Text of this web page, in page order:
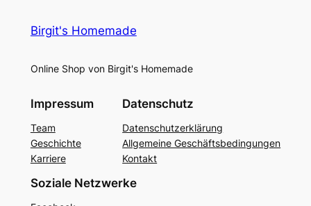
Birgit's Homemade
Online Shop von Birgit's Homemade
Impressum
Team
Geschichte
Karriere
Datenschutz
Datenschutzerklärung
Allgemeine Geschäftsbedingungen
Kontakt
Soziale Netzwerke